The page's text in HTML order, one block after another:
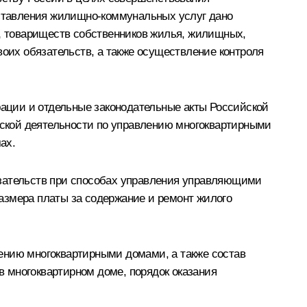
жилищно-коммунальных услуг дано
товариществ собственников жилья, жилищных,
обязательств, а также осуществление контроля
и отдельные законодательные акты Российской
деятельности по управлению многоквартирными
при способах управления управляющими
платы за содержание и ремонт жилого
многоквартирными домами, а также состав
доме, порядок оказания